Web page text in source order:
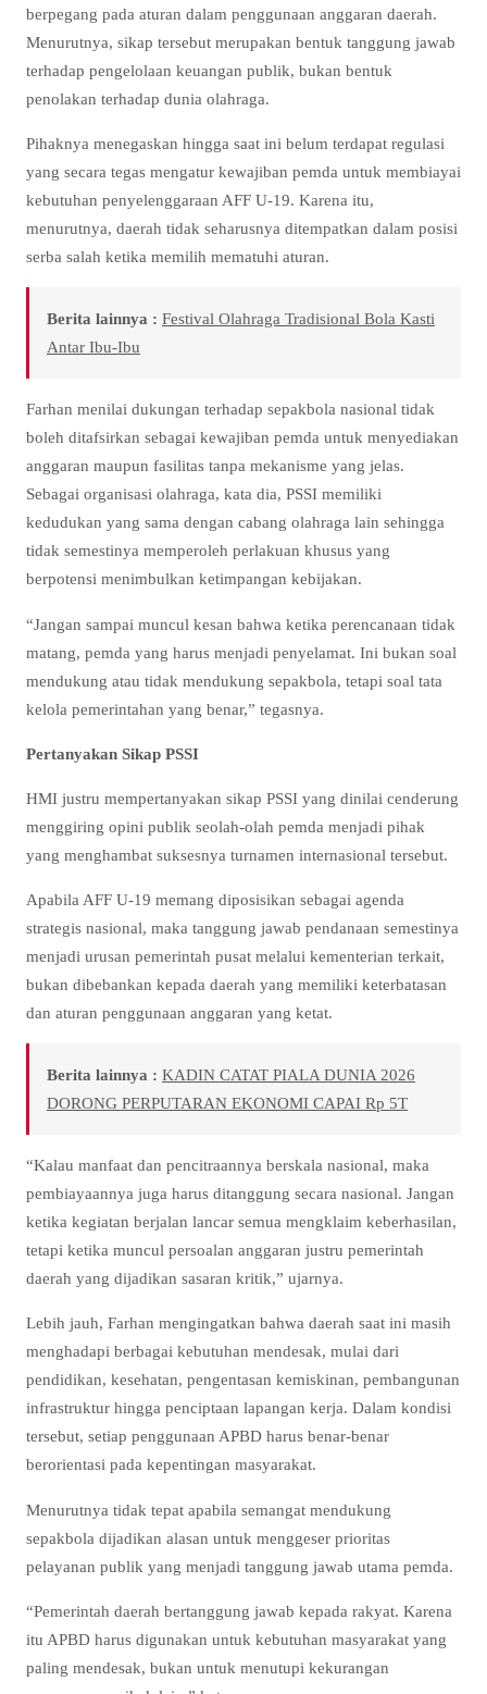
berpegang pada aturan dalam penggunaan anggaran daerah.
Menurutnya, sikap tersebut merupakan bentuk tanggung jawab
terhadap pengelolaan keuangan publik, bukan bentuk
penolakan terhadap dunia olahraga.
Pihaknya menegaskan hingga saat ini belum terdapat regulasi
yang secara tegas mengatur kewajiban pemda untuk membiayai
kebutuhan penyelenggaraan AFF U-19. Karena itu,
menurutnya, daerah tidak seharusnya ditempatkan dalam posisi
serba salah ketika memilih mematuhi aturan.
Berita lainnya : Festival Olahraga Tradisional Bola Kasti
Antar Ibu-Ibu
Farhan menilai dukungan terhadap sepakbola nasional tidak
boleh ditafsirkan sebagai kewajiban pemda untuk menyediakan
anggaran maupun fasilitas tanpa mekanisme yang jelas.
Sebagai organisasi olahraga, kata dia, PSSI memiliki
kedudukan yang sama dengan cabang olahraga lain sehingga
tidak semestinya memperoleh perlakuan khusus yang
berpotensi menimbulkan ketimpangan kebijakan.
“Jangan sampai muncul kesan bahwa ketika perencanaan tidak
matang, pemda yang harus menjadi penyelamat. Ini bukan soal
mendukung atau tidak mendukung sepakbola, tetapi soal tata
kelola pemerintahan yang benar,” tegasnya.
Pertanyakan Sikap PSSI
HMI justru mempertanyakan sikap PSSI yang dinilai cenderung
menggiring opini publik seolah-olah pemda menjadi pihak
yang menghambat suksesnya turnamen internasional tersebut.
Apabila AFF U-19 memang diposisikan sebagai agenda
strategis nasional, maka tanggung jawab pendanaan semestinya
menjadi urusan pemerintah pusat melalui kementerian terkait,
bukan dibebankan kepada daerah yang memiliki keterbatasan
dan aturan penggunaan anggaran yang ketat.
Berita lainnya : KADIN CATAT PIALA DUNIA 2026
DORONG PERPUTARAN EKONOMI CAPAI Rp 5T
“Kalau manfaat dan pencitraannya berskala nasional, maka
pembiayaannya juga harus ditanggung secara nasional. Jangan
ketika kegiatan berjalan lancar semua mengklaim keberhasilan,
tetapi ketika muncul persoalan anggaran justru pemerintah
daerah yang dijadikan sasaran kritik,” ujarnya.
Lebih jauh, Farhan mengingatkan bahwa daerah saat ini masih
menghadapi berbagai kebutuhan mendesak, mulai dari
pendidikan, kesehatan, pengentasan kemiskinan, pembangunan
infrastruktur hingga penciptaan lapangan kerja. Dalam kondisi
tersebut, setiap penggunaan APBD harus benar-benar
berorientasi pada kepentingan masyarakat.
Menurutnya tidak tepat apabila semangat mendukung
sepakbola dijadikan alasan untuk menggeser prioritas
pelayanan publik yang menjadi tanggung jawab utama pemda.
“Pemerintah daerah bertanggung jawab kepada rakyat. Karena
itu APBD harus digunakan untuk kebutuhan masyarakat yang
paling mendesak, bukan untuk menutupi kekurangan